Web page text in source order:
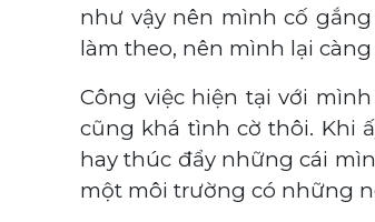
như vậy nên mình cố
làm theo, nên mình lại
Công việc hiện tại với
cũng khá tình cờ thôi. Khi
hay thúc đẩy những cái
một môi trường có những